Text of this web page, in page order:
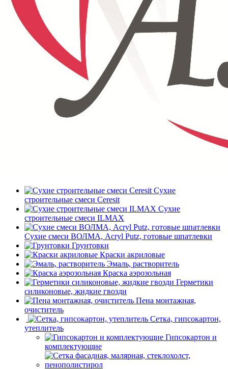
Сухие
строительные смеси Ceresit
Сухие
строительные смеси ILMAX
Сухие смеси ВОЛМА, Acryl Putz, готовые шпатлевки
Грунтовки
Краски акриловые
Эмаль, растворитель
Краска аэрозольная
Герметики
силиконовые, жидкие гвозди
Пена монтажная,
очиститель
Сетка, гипсокартон,
утеплитель
Гипсокартон и
комплектующие